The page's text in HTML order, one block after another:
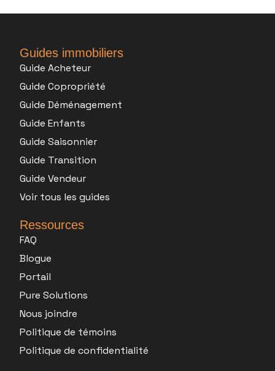
Guides immobiliers
Guide Acheteur
Guide Copropriété
Guide Déménagement
Guide Enfants
Guide Saisonnier
Guide Transition
Guide Vendeur
Voir tous les guides
Ressources
FAQ
Blogue
Portail
Pure Solutions
Nous joindre
Politique de témoins
Politique de confidentialité